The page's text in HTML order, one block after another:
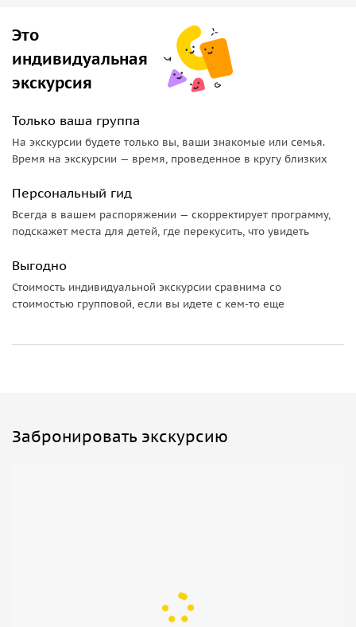
роскошных приемов, и для размеренных бесед за
ужином. Вас ждет увлекательный рассказ о производстве
вина от сбора винограда до цеха маркировки и выпуска
готовой продукции, Вы узнаете как связана судьба
«колдун».
Это
индивидуальная
экскурсия
Только ваша группа
На экскурсии будете только вы, ваши знакомые или семья.
Время на экскурсии — время, проведенное в кругу близких
Персональный гид
Всегда в вашем распоряжении — скорректирует программу,
подскажет места для детей, где перекусить, что увидеть
Выгодно
Стоимость индивидуальной экскурсии сравнима со
стоимостью групповой, если вы идете с кем-то еще
Забронировать экскурсию